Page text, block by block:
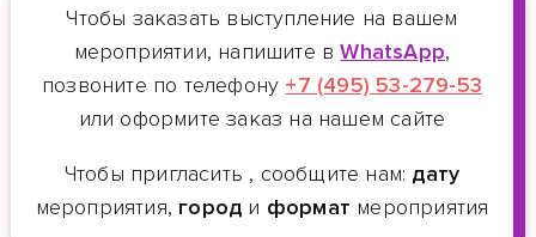
Чтобы заказать выступление на вашем
мероприятии, напишите вWhatsApp,
позвоните по телефону +7 (495) 53-279-53
или оформите заказ на нашем сайте
Чтобы пригласить , сообщите нам: дату
мероприятия, город и формат мероприятия